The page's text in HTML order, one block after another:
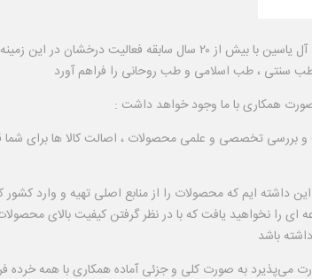
مجموعه عطاری و بخورات آل یاسین با بیش از ۲۰ سال سابقه فعالیت
همکاری با ما وجود خواهد داشت :
و بررسی تخصصی و علمی محصولات ، اصالت کالا ها برای شما
داشته ایم که محصولات را از منابع اصلی تهیه و وارد کشور
ای را نخواهید یافت که با در نظر گرفتن کیفیت بالای
باشد
می‌پذیرد به صورت کلی و جزئی آماده همکاری با همه خرده